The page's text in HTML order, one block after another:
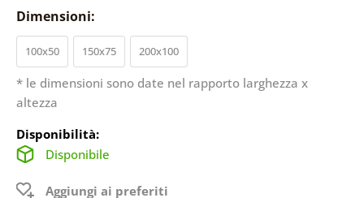
Dimensioni:
100x50 150x75 200x100
* le dimensioni sono date nel rapporto larghezza x
altezza
Disponibilità:
Disponibile
Aggiungi ai preferiti